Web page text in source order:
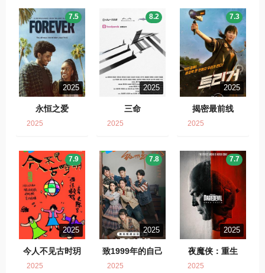
2025
永恒之爱
7.5
2025
2025
三命
8.2
2025
2025
揭密最前线
7.3
2025
2025
今人不见古时玥
7.9
2025
2025
致1999年的自己
7.8
2025
2025
夜魔侠：重生
7.7
2025